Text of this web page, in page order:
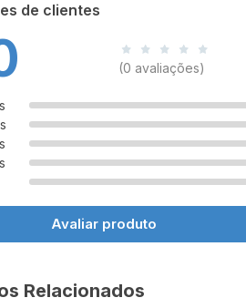
de clientes
(0 avaliações)
Avaliar produto
Relacionados